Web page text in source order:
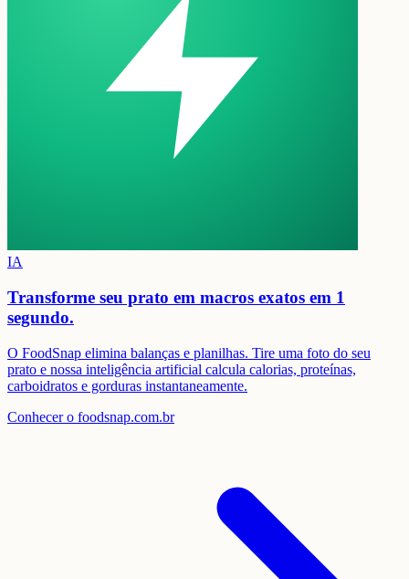
IA
Transforme seu prato em macros exatos em 1
segundo.
O FoodSnap elimina balanças e planilhas. Tire uma foto do seu
prato e nossa inteligência artificial calcula calorias, proteínas,
carboidratos e gorduras instantaneamente.
Conhecer o foodsnap.com.br